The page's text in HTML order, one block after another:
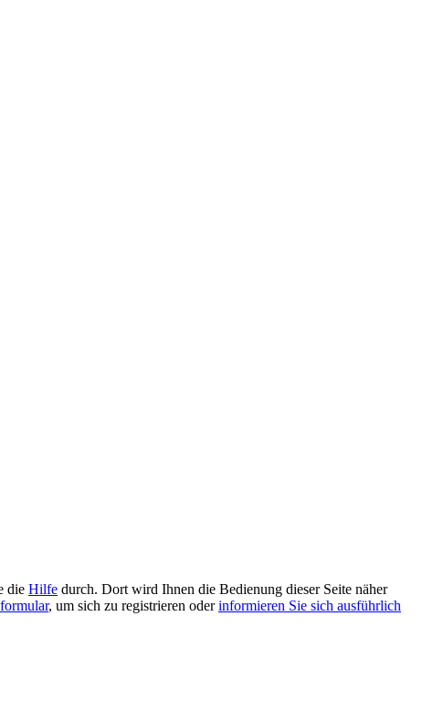
die Hilfe durch. Dort wird Ihnen die Bedienung dieser Seite näher
, um sich zu registrieren oderinformieren Sie sich ausführlich